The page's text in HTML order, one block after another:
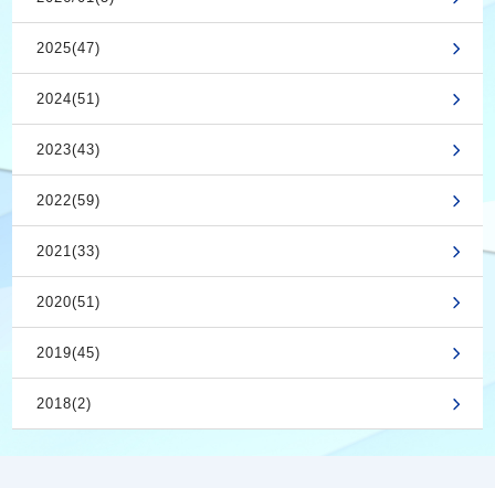
2025(47)
2024(51)
2023(43)
2022(59)
2021(33)
2020(51)
2019(45)
2018(2)